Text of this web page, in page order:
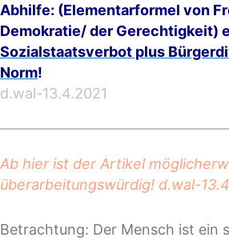
Abhilfe: (Elementarformel von
Demokratie/ der Gerechtigkeit)
Sozialstaatsverbot plus
Norm!
d.wal-13.4.2021
Ab hier ist der Artikel
überarbeitungswürdig! d.wal-
Betrachtung: Der Mensch ist ein